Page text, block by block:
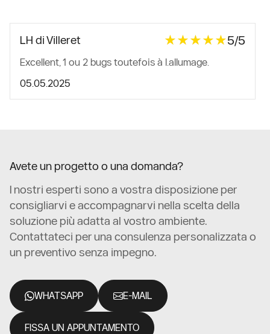
LH di Villeret ★★★★★
★★★★★5/5
Excellent, 1 ou 2 bugs toutefois à l.allumage.
05.05.2025
Avete un progetto o una domanda?
I nostri esperti sono a vostra disposizione per
consigliarvi e accompagnarvi nella scelta della
soluzione più adatta al vostro ambiente.
Contattateci per una consulenza personalizzata o
un preventivo senza impegno.
WHATSAPP E-MAIL
FISSA UN APPUNTAMENTO